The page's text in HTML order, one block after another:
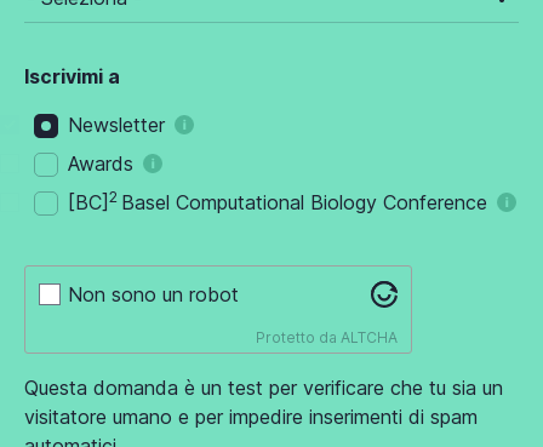
Iscrivimi a
Newsletter
Awards
[BC] 2 Basel Computational Biology Conference
Non sono un robot
Protetto da ALTCHA
Questa domanda è un test per verificare che tu sia un
visitatore umano e per impedire inserimenti di spam